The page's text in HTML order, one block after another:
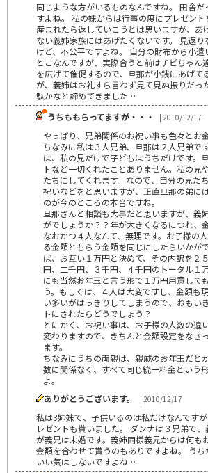
同じような方がいるものなんですね。 田舎
すよね。 私の妹からは行事の度にプレゼン
産まれたら返していこうとは思いますが、あ
ない義姉家族にはあげたくないです。 見返
けど、不公平ですよね。 自分の財布から小
とこなんですが、実際合うと前はチビちゃん
を広げて催促するので、旦那が小銭にあげて
が、義姉はお礼すら言わず見て見ぬ振りだっ
駄かなと諦めてきました…
うちももらってますが・・・
| 2010/12/17
やっぱり、兄弟関係のお祝い事も色々とお
ちなみに私は３人兄弟、旦那は２人兄弟で
は、私の兄だけで子どもはうちだけです。
トなど一切くれたことありません。私の兄
たちにしてくれます。なので、自分の兄た
祝いなどをと思いますが、正直旦那の弟に
のが今のところの本音ですね。
旦那さんと相談も大事だと思いますが、義
がでしょうか？？年が大きくなるにつれ、
なおかつ４人なんて、無理です。お子様の
る金額ともらう金額を同じにしたらいかが
ば、お互い１万円と決めて、その内訳を２
円、二千円、３千円、４千円のトータル１
にも当然お年玉と言う形で１万円用意して
う。もしくは、４人は大変ですし、金額も
い多いがはっきりしてしまうので、おもい
トにされたらどうでしょう？
とにかく、お祝い事は、お子様の人数の違
変わりますので、きちんと金額設定をなさ
ます。
ちなみにうちの両親は、親戚のお年玉だと
数に関係なく、すべて同じ統一料金という
よ。
ありがとうございます。
| 2010/12/17
私は3姉妹で、子供いるのは私だけなんです
レゼントも貰いました。 ダンナは３兄弟で
が義兄は未婚です。義姉同様義兄からは何も
金額を合わせて貰うのもありですよね。 うち
いい気はしないですよね…